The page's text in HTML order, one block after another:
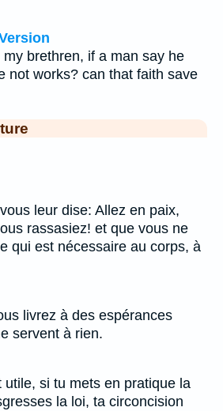
brethren, if a man say he
not works? can that faith save
leur dise: Allez en paix,
rassasiez! et que vous ne
qui est nécessaire au corps, à
livrez à des espérances
servent à rien.
utile, si tu mets en pratique la
la loi, ta circoncision